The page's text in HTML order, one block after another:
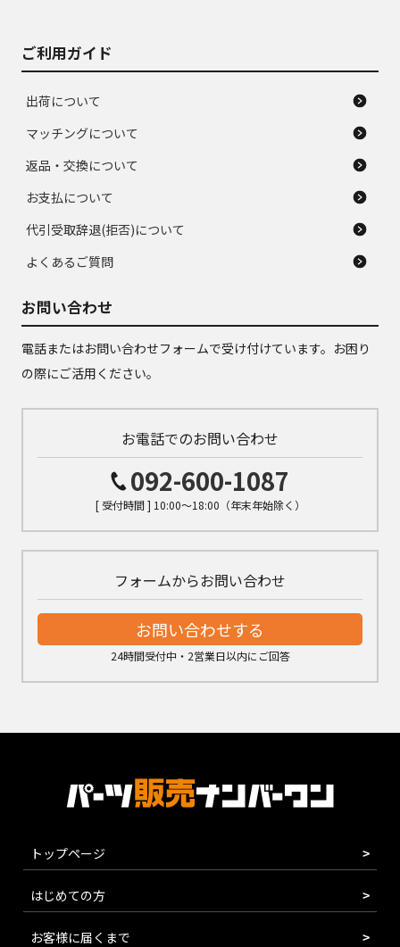
ご利用ガイド
出荷について
マッチングについて
返品・交換について
お支払について
代引受取辞退(拒否)について
よくあるご質問
お問い合わせ
電話またはお問い合わせフォームで受け付けています。お困り
の際にご活用ください。
お電話でのお問い合わせ
092-600-1087
[ 受付時間 ] 10:00～18:00（年末年始除く）
フォームからお問い合わせ
お問い合わせする
24時間受付中・2営業日以内にご回答
トップページ
はじめての方
お客様に届くまで